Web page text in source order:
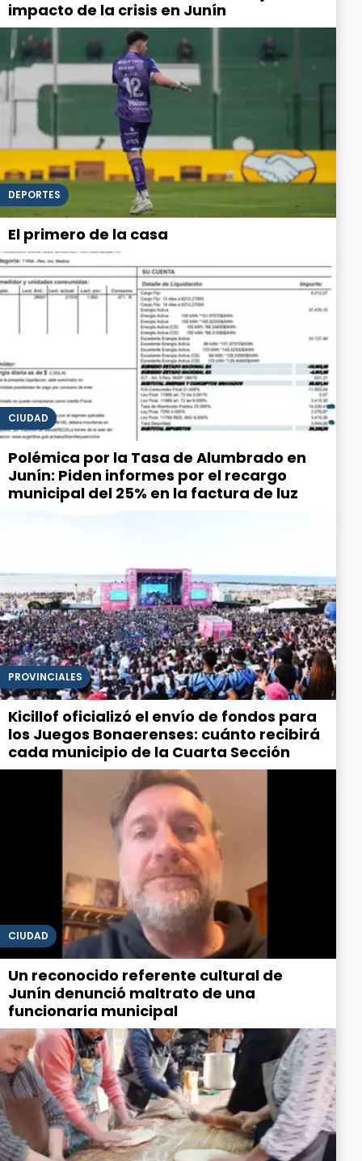
impacto de la crisis en Junín
DEPORTES
El primero de la casa
CIUDAD
Polémica por la Tasa de Alumbrado en
Junín: Piden informes por el recargo
municipal del 25% en la factura de luz
PROVINCIALES
Kicillof oficializó el envío de fondos para
los Juegos Bonaerenses: cuánto recibirá
cada municipio de la Cuarta Sección
CIUDAD
Un reconocido referente cultural de
Junín denunció maltrato de una
funcionaria municipal